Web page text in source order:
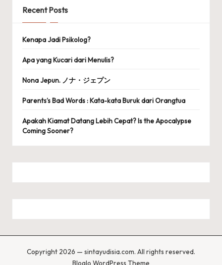
Recent Posts
Kenapa Jadi Psikolog?
Apa yang Kucari dari Menulis?
Nona Jepun. ノナ・ジェプン
Parents’s Bad Words : Kata-kata Buruk dari Orangtua
Apakah Kiamat Datang Lebih Cepat? Is the Apocalypse
Coming Sooner?
Copyright 2026 — sintayudisia.com. All rights reserved.
Bloglo WordPress Theme